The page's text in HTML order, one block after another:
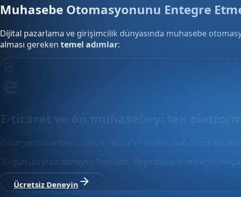
Muhasebe Otomasyonunu Entegre
Dijital pazarlama ve girişimcilik dünyasında muhasebe
alması gereken temel adımlar:
Ücretsiz Deneyin